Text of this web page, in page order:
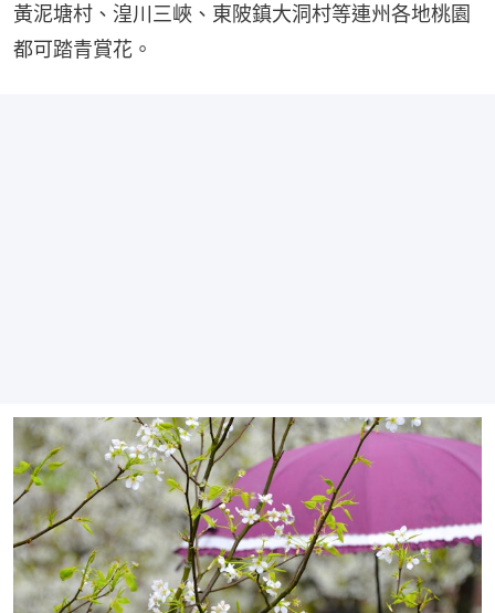
黃泥塘村、湟川三峽、東陂鎮大洞村等連州各地桃園
都可踏青賞花。